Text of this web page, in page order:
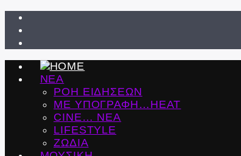
ΝΕΑ
ΡΟΗ ΕΙΔΗΣΕΩΝ
ΜΕ ΥΠΟΓΡΑΦΗ…HEAT
CINE… ΝΕΑ
LIFESTYLE
ΖΩΔΙΑ